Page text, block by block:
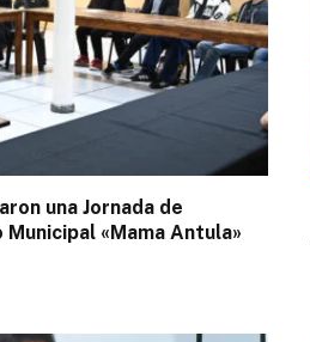
una Jornada de
«Mama Antula»